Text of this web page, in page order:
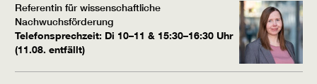
Referentin für wissenschaftliche
Nachwuchsförderung
Telefonsprechzeit: Di 10–11 & 15:30–16:30 Uhr
(11.08. entfällt)